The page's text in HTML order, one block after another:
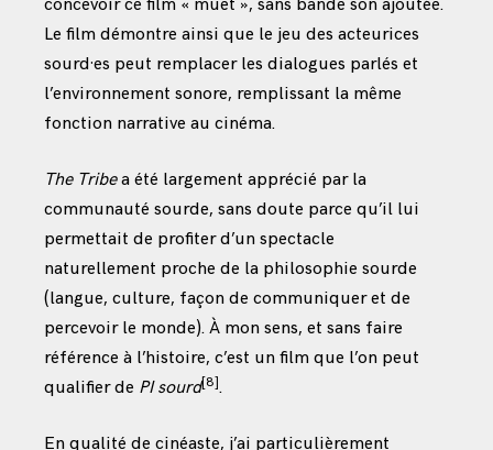
concevoir ce film « muet », sans bande son ajoutée.
Le film démontre ainsi que le jeu des acteurices
sourd·es peut remplacer les dialogues parlés et
l’environnement sonore, remplissant la même
fonction narrative au cinéma.
The Tribea été largement apprécié par la
communauté sourde, sans doute parce qu’il lui
permettait de profiter d’un spectacle
naturellement proche de la philosophie sourde
(langue, culture, façon de communiquer et de
percevoir le monde). À mon sens, et sans faire
référence à l’histoire, c’est un film que l’on peut
qualifier de PI sourd[8].
En qualité de cinéaste, j’ai particulièrement